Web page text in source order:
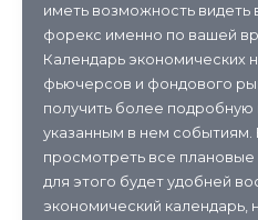
иметь возможность
форекс именно по вашей
Календарь экономических
фьючерсов и фондового
получить более
указанным в нем событиям.
просмотреть все
для этого будет удобней
экономический календарь,